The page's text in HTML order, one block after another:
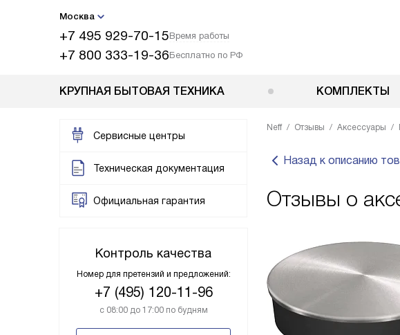
Москва
+7 495 929-70-15Время работы
+7 800 333-19-36Бесплатно по РФ
КРУПНАЯ БЫТОВАЯ ТЕХНИКА КОМПЛЕКТЫ
Сервисные центры
Техническая документация
Официальная гарантия
Контроль качества
Номер для претензий и предложений:
+7 (495) 120-11-96
с 08:00 до 17:00 по будням
Neff Отзывы Аксессуары
Назад к описанию
Отзывы о